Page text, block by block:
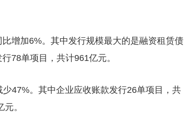
增加6%。其中发行规模最大的是融资租赁债
78单项目，共计961亿元。
47%。其中企业应收账款发行26单项目，共
。